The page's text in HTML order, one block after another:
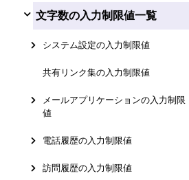
文字数の入力制限値一覧
システム設定の入力制限値
共有リンク集の入力制限値
メールアプリケーションの入力制限
値
電話履歴の入力制限値
訪問履歴の入力制限値